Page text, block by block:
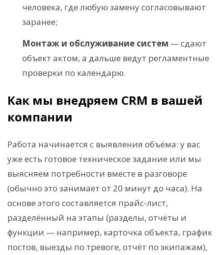
человека, где любую замену согласовывают
заранее;
Монтаж и обслуживание систем — сдают
объект актом, а дальше ведут регламентные
проверки по календарю.
Как мы внедряем CRM в вашей
компании
Работа начинается с выявления объёма: у вас
уже есть готовое техническое задание или мы
выясняем потребности вместе в разговоре
(обычно это занимает от 20 минут до часа). На
основе этого составляется прайс-лист,
разделённый на этапы (разделы, отчёты и
функции — например, карточка объекта, график
постов, выезды по тревоге, отчёт по экипажам),